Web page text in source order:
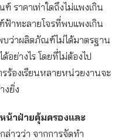
ราคาเท่าใดถึงไม่แพงเกิน
าทะลายโจรที่พบแพงเกิน
ว่าผลิตภัณฑ์ไม่ได้มาตรฐาน
อย่างไร โดยที่ไม่ต้องไป
ร้องเรียนหลายหน่วยงานจะ
งยิ่ง
าฝ่ายคุ้มครองและ
กล่าวว่า จากการจัดทำ